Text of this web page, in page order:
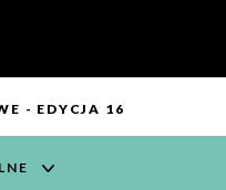
- EDYCJA 16